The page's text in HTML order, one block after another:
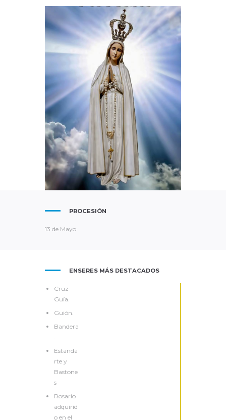
PROCESIÓN
13 de Mayo
ENSERES MÁS DESTACADOS
Cruz
Guía.
Guión.
Bandera
Estanda
rte y
Bastone
s
Rosario
adquirid
o en el